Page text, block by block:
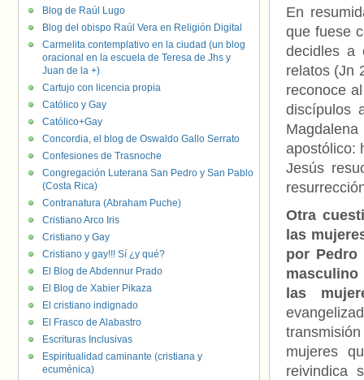
En
que fuese
decidles a
relatos (Jn
reconoce
discípulos
apostólico:
Jesús
Otra
las
por
las
mujeres
reivindica
Blog de Raúl Lugo
Blog del obispo Raúl Vera en Religión Digital
Carmelita contemplativo en la ciudad (un blog
oracional en la escuela de Teresa de Jhs y
Juan de la +)
Cartujo con licencia propia
Católico y Gay
Católico+Gay
Concordia, el blog de Oswaldo Gallo Serrato
Confesiones de Trasnoche
Congregación Luterana San Pedro y San Pablo
(Costa Rica)
Contranatura (Abraham Puche)
Cristiano Arco Iris
Cristiano y Gay
Cristiano y gay!!! Sí ¿y qué?
El Blog de Abdennur Prado
El Blog de Xabier Pikaza
El cristiano indignado
El Frasco de Alabastro
Escrituras Inclusivas
Espiritualidad caminante (cristiana y
ecuménica)